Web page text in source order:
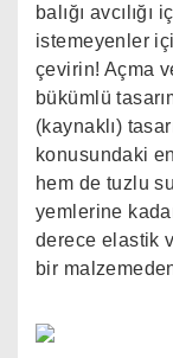
balığı
istemeyenler
çevirin! Açma
bükümlü
(kaynaklı)
konusundaki
hem de tuzlu
yemlerine
derece elastik
bir